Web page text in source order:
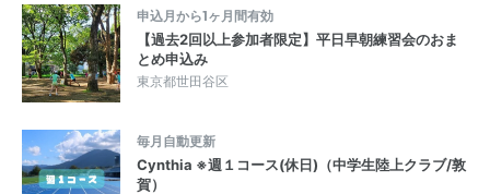
申込月から1ヶ月間有効
【過去2回以上参加者限定】平日早朝練習会のおま
とめ申込み
東京都世田谷区
毎月自動更新
Cynthia ※週１コース(休日)（中学生陸上クラブ/敦
賀）